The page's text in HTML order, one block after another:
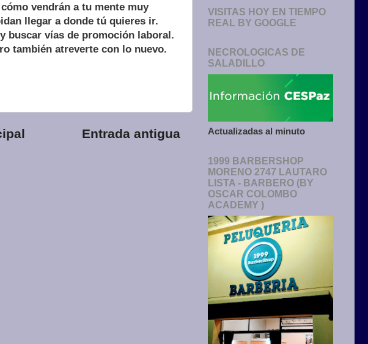
vendrán a tu mente muy
llegar a donde tú quieres ir.
buscar vías de promoción laboral.
también atreverte con lo nuevo.
Entrada antigua
VISITAS HOY EN TIEMPO
REAL BY GOOGLE
NECROLOGICAS DE
SALADILLO
Actualizadas al minuto
1999 BARBERSHOP
MORENO 2747 LAUTARO
LISTA - BARBERO (BY
OSCAR COLOMBO
ACADEMY )